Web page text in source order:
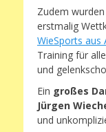
Zudem
erstmalig
WieSports aus
Training für
und
Ein großes
Jürgen
und